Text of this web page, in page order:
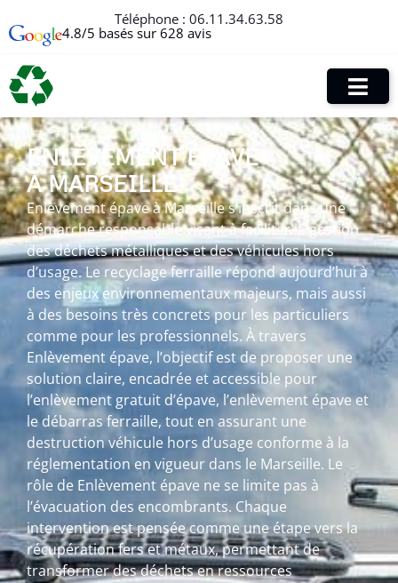
Téléphone : 06.11.34.63.58
4.8/5 basés sur 628 avis
ENLÈVEMENT ÉPAVE
À MARSEILLE
Enlèvement épave à Marseille s’inscrit dans une
démarche responsable visant à faciliter la gestion
des déchets métalliques et des véhicules hors
d’usage. Le recyclage ferraille répond aujourd’hui à
des enjeux environnementaux majeurs, mais aussi
à des besoins très concrets pour les particuliers
comme pour les professionnels. À travers
Enlèvement épave, l’objectif est de proposer une
solution claire, encadrée et accessible pour
l’enlèvement gratuit d’épave, l’enlèvement épave et
le débarras ferraille, tout en assurant une
destruction véhicule hors d’usage conforme à la
réglementation en vigueur dans le Marseille. Le
rôle de Enlèvement épave ne se limite pas à
l’évacuation des encombrants. Chaque
intervention est pensée comme une étape vers la
récupération fers et métaux, permettant de
transformer des déchets en ressources